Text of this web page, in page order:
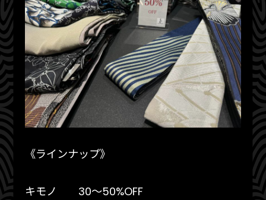
《ラインナップ》
キモノ 30〜50%OFF